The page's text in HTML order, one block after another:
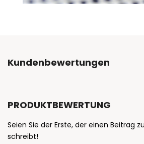
Kundenbewertungen
PRODUKTBEWERTUNG
Seien Sie der Erste, der einen Beitrag
schreibt!